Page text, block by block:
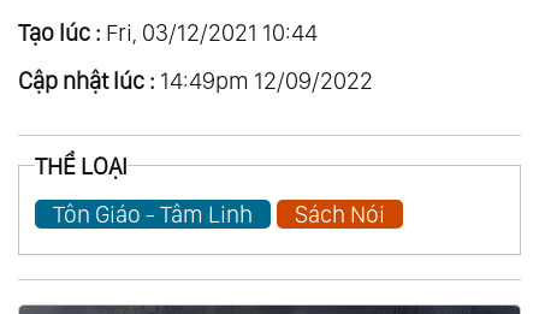
Tạo lúc : Fri, 03/12/2021 10:44
Cập nhật lúc : 14:49pm 12/09/2022
THỂ LOẠI
Tôn Giáo - Tâm Linh
Sách Nói